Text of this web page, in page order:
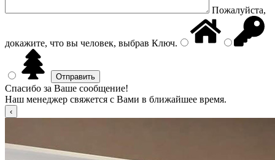
Пожалуйста,
докажите, что вы человек, выбрав Ключ.
Спасибо за Ваше сообщение!
Наш менеджер свяжется с Вами в ближайшее время.